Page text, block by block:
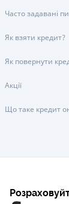
Часто задавані
Як взяти кредит?
Як повернути
Акції
Що таке кредит